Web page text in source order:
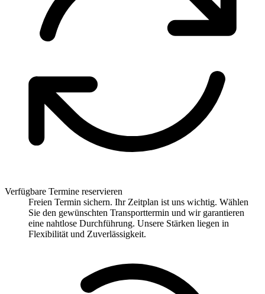
Verfügbare Termine reservieren
Freien Termin sichern. Ihr Zeitplan ist uns wichtig. Wählen
Sie den gewünschten Transporttermin und wir garantieren
eine nahtlose Durchführung. Unsere Stärken liegen in
Flexibilität und Zuverlässigkeit.